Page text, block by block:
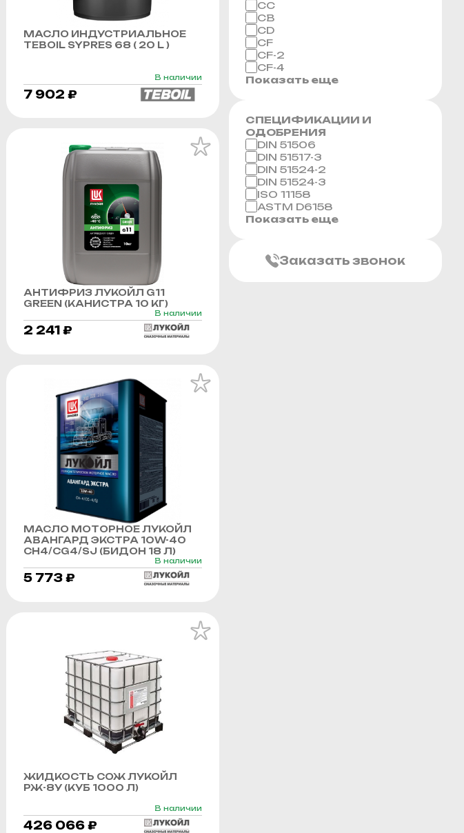
МАСЛО ИНДУСТРИАЛЬНОЕ
TEBOIL SYPRES 68 ( 20 L )
В наличии
7 902 ₽
АНТИФРИЗ ЛУКОЙЛ G11
GREEN (КАНИСТРА 10 КГ)
В наличии
2 241 ₽
МАСЛО МОТОРНОЕ ЛУКОЙЛ
АВАНГАРД ЭКСТРА 10W-40
CH4/CG4/SJ (БИДОН 18 Л)
В наличии
5 773 ₽
ЖИДКОСТЬ СОЖ ЛУКОЙЛ
РЖ-8У (КУБ 1000 Л)
В наличии
426 066 ₽
CC
CB
CD
CF
CF-2
CF-4
Показать еще
СПЕЦИФИКАЦИИ И
ОДОБРЕНИЯ
DIN 51506
DIN 51517-3
DIN 51524-2
DIN 51524-3
ISO 11158
ASTM D6158
Показать еще
Заказать звонок